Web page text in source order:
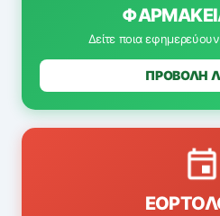
Δείτε ποια
ΠΡΟΒΟΛΗ